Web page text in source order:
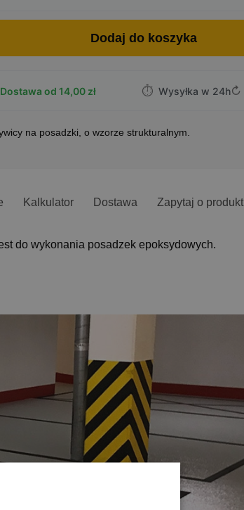
Dodaj do koszyka
Dostawa od 14,00 zł ⏱ Wysyłka w 24h↻
na posadzki, o wzorze strukturalnym.
Kalkulator Dostawa Zapytaj o produkt
do wykonania posadzek epoksydowych.